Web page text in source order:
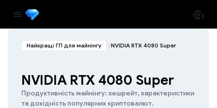
Найкращі ГП для майнінгу NVIDIA RTX 4080 Super
NVIDIA RTX 4080 Super
Продуктивність майнінгу: хешрейт, характеристики
та дохідність популярних криптовалют.